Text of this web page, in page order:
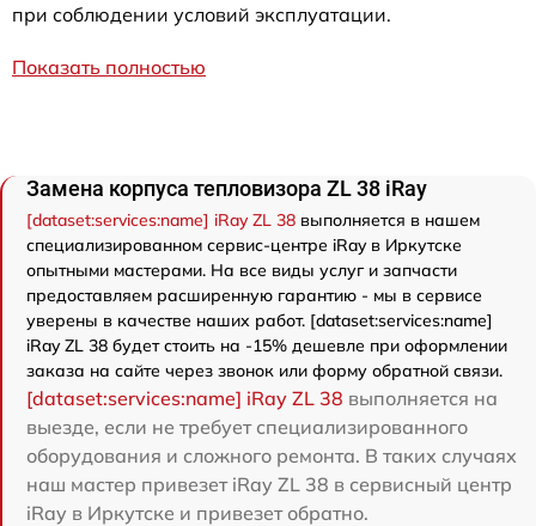
при соблюдении условий эксплуатации.
Показать полностью
Замена корпуса тепловизора ZL 38 iRay
[dataset:services:name] iRay ZL 38 выполняется в нашем
специализированном сервис-центре iRay в Иркутске
опытными мастерами. На все виды услуг и запчасти
предоставляем расширенную гарантию - мы в сервисе
уверены в качестве наших работ. [dataset:services:name]
iRay ZL 38 будет стоить на -15% дешевле при оформлении
заказа на сайте через звонок или форму обратной связи.
[dataset:services:name] iRay ZL 38 выполняется на
выезде, если не требует специализированного
оборудования и сложного ремонта. В таких случаях
наш мастер привезет iRay ZL 38 в сервисный центр
iRay в Иркутске и привезет обратно.